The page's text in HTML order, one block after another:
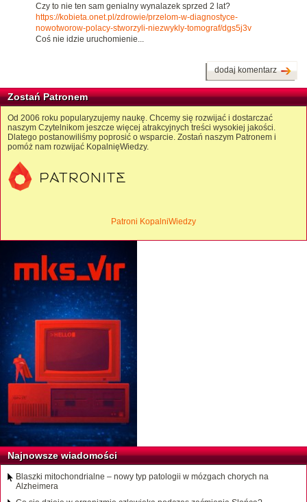
Czy to nie ten sam genialny wynalazek sprzed 2 lat?
https://kobieta.onet.pl/zdrowie/przelom-w-diagnostyce-
nowotworow-polacy-stworzyli-niezwykly-tomograf/dgs5j3v
Coś nie idzie uruchomienie...
dodaj komentarz
Zostań Patronem
Od 2006 roku popularyzujemy naukę. Chcemy się rozwijać i dostarczać
naszym Czytelnikom jeszcze więcej atrakcyjnych treści wysokiej jakości.
Dlatego postanowiliśmy poprosić o wsparcie. Zostań naszym Patronem i
pomóż nam rozwijać KopalnięWiedzy.
Patroni KopalniWiedzy
Najnowsze wiadomości
Blaszki mitochondrialne – nowy typ patologii w mózgach chorych na
Alzheimera